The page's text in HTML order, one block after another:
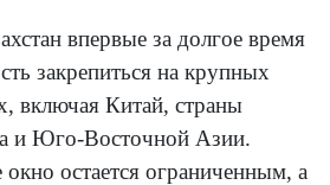
впервые за долгое время
закрепиться на крупных
включая Китай, страны
и Юго-Восточной Азии.
остается ограниченным, а